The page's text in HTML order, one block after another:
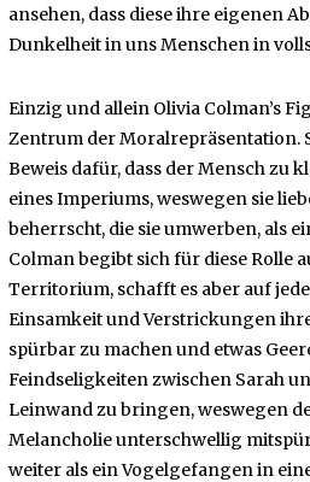
ansehen, dass diese ihre eigenen
Dunkelheit in uns Menschen in
Einzig und allein Olivia Colman’s
Zentrum der Moralrepräsentation.
Beweis dafür, dass der Mensch zu
eines Imperiums, weswegen sie
beherrscht, die sie umwerben, als
Colman begibt sich für diese Rolle
Territorium, schafft es aber auf
Einsamkeit und Verstrickungen
spürbar zu machen und etwas
Feindseligkeiten zwischen Sarah
Leinwand zu bringen, weswegen
Melancholie unterschwellig
weiter als ein Vogelgefangen in